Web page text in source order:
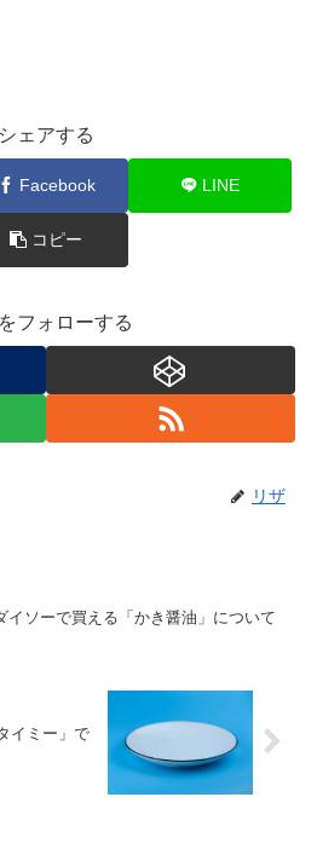
シェアする
Facebook LINE
コピー
フォローする
リザ
イソーで買える「かき醤油」について
イミー」で